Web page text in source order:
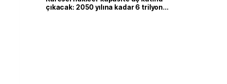
çıkacak: 2050 yılına kadar 6 trilyon